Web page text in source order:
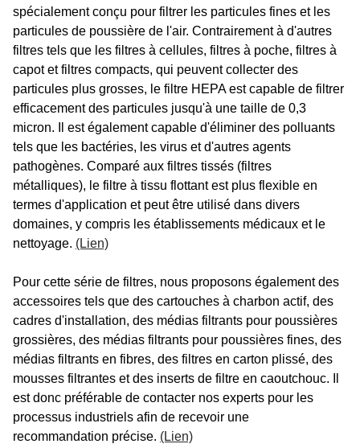
spécialement conçu pour filtrer les particules fines et les
particules de poussière de l'air. Contrairement à d'autres
filtres tels que les filtres à cellules, filtres à poche, filtres à
capot et filtres compacts, qui peuvent collecter des
particules plus grosses, le filtre HEPA est capable de filtrer
efficacement des particules jusqu'à une taille de 0,3
micron. Il est également capable d'éliminer des polluants
tels que les bactéries, les virus et d'autres agents
pathogènes. Comparé aux filtres tissés (filtres
métalliques), le filtre à tissu flottant est plus flexible en
termes d'application et peut être utilisé dans divers
domaines, y compris les établissements médicaux et le
nettoyage. (Lien)
Pour cette série de filtres, nous proposons également des
accessoires tels que des cartouches à charbon actif, des
cadres d'installation, des médias filtrants pour poussières
grossières, des médias filtrants pour poussières fines, des
médias filtrants en fibres, des filtres en carton plissé, des
mousses filtrantes et des inserts de filtre en caoutchouc. Il
est donc préférable de contacter nos experts pour les
processus industriels afin de recevoir une
recommandation précise. (Lien)